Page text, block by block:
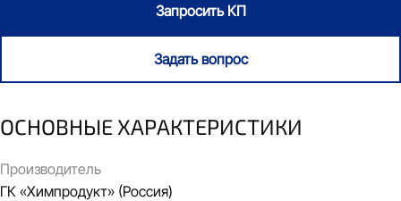
ОСНОВНЫЕ ХАРАКТЕРИСТИКИ
Производитель
ГК «Химпродукт» (Россия)
Запросить КП
Задать вопрос